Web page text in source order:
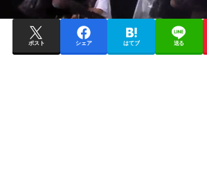
ポスト シェア はてブ 送る